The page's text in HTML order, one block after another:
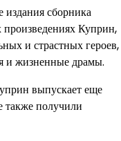
сборника
произведениях Куприн,
и страстных героев,
и жизненные драмы.
выпускает еще
также получили